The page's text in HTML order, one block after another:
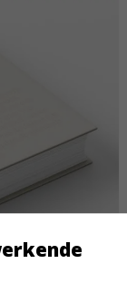
2021 was de